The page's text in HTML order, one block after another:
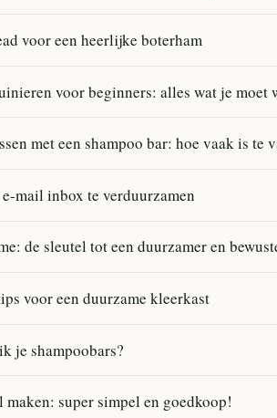
voor een heerlijke boterham
voor beginners: alles wat je moet
met een shampoo bar: hoe vaak is te
mail inbox te verduurzamen
de sleutel tot een duurzamer en
voor een duurzame kleerkast
je shampoobars?
maken: super simpel en goedkoop!